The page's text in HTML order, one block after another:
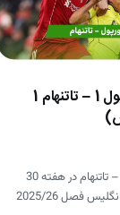
خلاصه بازی لیورپول 1 – تاتنهام 1
خلاصه بازی لیورپول – تاتنهام در هفته 30
فصل 2025/26